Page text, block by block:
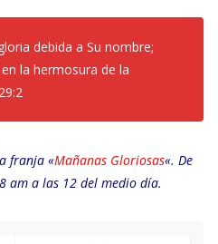
debida a Su nombre;
la hermosura de la
franja «Mañanas Gloriosas«. De
am a las 12 del medio día.